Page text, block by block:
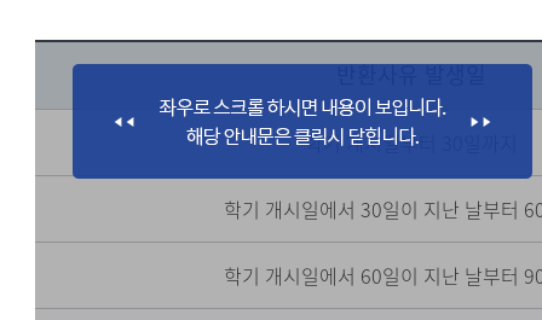
반환사유 발생일
학기 개시일부터 30일까지
학기 개시일에서 30일이 지난 날부터
학기 개시일에서 60일이 지난 날부터